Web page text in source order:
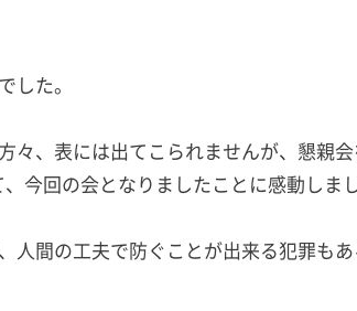
した。
々、表には出てこられませんが、懇親
今回の会となりましたことに感動しまし
人間の工夫で防ぐことが出来る犯罪も